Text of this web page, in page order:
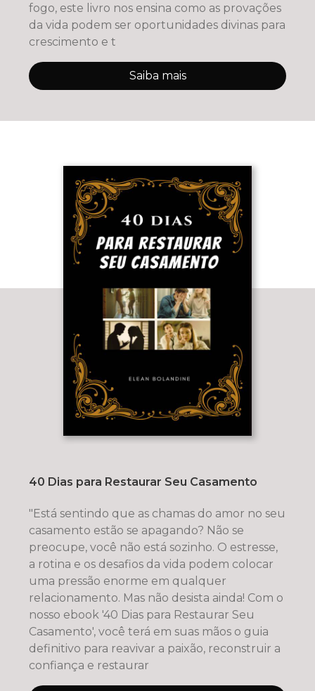
fogo, este livro nos ensina como as provações
da vida podem ser oportunidades divinas para
crescimento e t
Saiba mais
40 Dias para Restaurar Seu Casamento
"Está sentindo que as chamas do amor no seu
casamento estão se apagando? Não se
preocupe, você não está sozinho. O estresse,
a rotina e os desafios da vida podem colocar
uma pressão enorme em qualquer
relacionamento. Mas não desista ainda! Com o
nosso ebook '40 Dias para Restaurar Seu
Casamento', você terá em suas mãos o guia
definitivo para reavivar a paixão, reconstruir a
confiança e restaurar